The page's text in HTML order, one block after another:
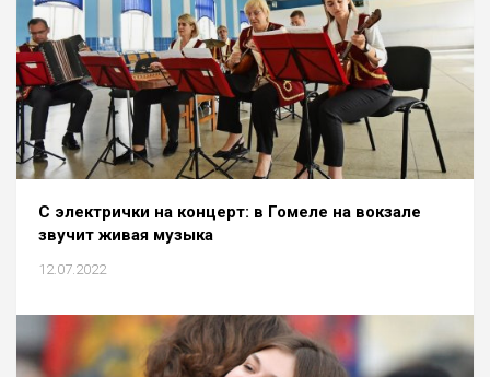
С электрички на концерт: в Гомеле на вокзале
звучит живая музыка
12.07.2022